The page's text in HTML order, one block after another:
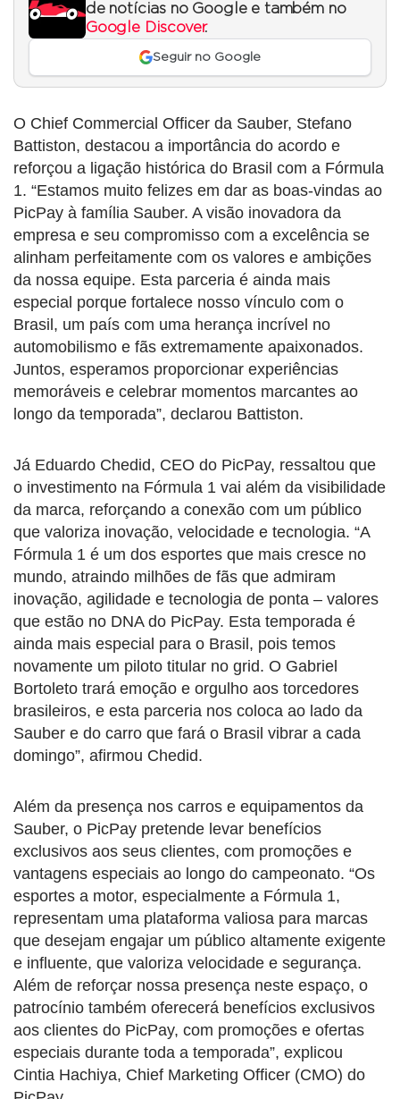
de notícias no Google e também no
Google Discover.
Seguir no Google
O Chief Commercial Officer da Sauber, Stefano
Battiston, destacou a importância do acordo e
reforçou a ligação histórica do Brasil com a Fórmula
1. “Estamos muito felizes em dar as boas-vindas ao
PicPay à família Sauber. A visão inovadora da
empresa e seu compromisso com a excelência se
alinham perfeitamente com os valores e ambições
da nossa equipe. Esta parceria é ainda mais
especial porque fortalece nosso vínculo com o
Brasil, um país com uma herança incrível no
automobilismo e fãs extremamente apaixonados.
Juntos, esperamos proporcionar experiências
memoráveis e celebrar momentos marcantes ao
longo da temporada”, declarou Battiston.
Já Eduardo Chedid, CEO do PicPay, ressaltou que
o investimento na Fórmula 1 vai além da visibilidade
da marca, reforçando a conexão com um público
que valoriza inovação, velocidade e tecnologia. “A
Fórmula 1 é um dos esportes que mais cresce no
mundo, atraindo milhões de fãs que admiram
inovação, agilidade e tecnologia de ponta – valores
que estão no DNA do PicPay. Esta temporada é
ainda mais especial para o Brasil, pois temos
novamente um piloto titular no grid. O Gabriel
Bortoleto trará emoção e orgulho aos torcedores
brasileiros, e esta parceria nos coloca ao lado da
Sauber e do carro que fará o Brasil vibrar a cada
domingo”, afirmou Chedid.
Além da presença nos carros e equipamentos da
Sauber, o PicPay pretende levar benefícios
exclusivos aos seus clientes, com promoções e
vantagens especiais ao longo do campeonato. “Os
esportes a motor, especialmente a Fórmula 1,
representam uma plataforma valiosa para marcas
que desejam engajar um público altamente exigente
e influente, que valoriza velocidade e segurança.
Além de reforçar nossa presença neste espaço, o
patrocínio também oferecerá benefícios exclusivos
aos clientes do PicPay, com promoções e ofertas
especiais durante toda a temporada”, explicou
Cintia Hachiya, Chief Marketing Officer (CMO) do